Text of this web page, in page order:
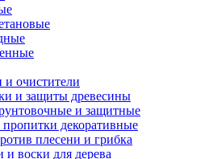
и очистители
и защиты древесины
и защитные
декоративные
плесени и грибка
воски для дерева